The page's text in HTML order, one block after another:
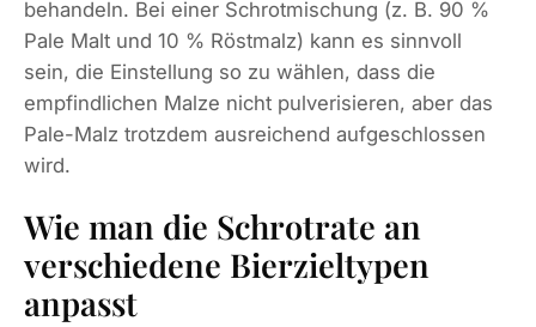
behandeln. Bei einer Schrotmischung (z. B. 90 %
Pale Malt und 10 % Röstmalz) kann es sinnvoll
sein, die Einstellung so zu wählen, dass die
empfindlichen Malze nicht pulverisieren, aber das
Pale-Malz trotzdem ausreichend aufgeschlossen
wird.
Wie man die Schrotrate an
verschiedene Bierzieltypen
anpasst